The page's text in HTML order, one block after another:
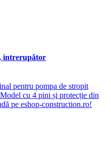
intrerupător
pentru pompa de stropit
cu 4 pini și protecție din
pe eshop-construction.ro!